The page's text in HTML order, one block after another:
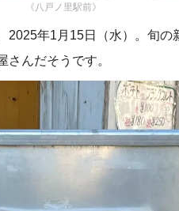
《八戸ノ里駅前》
2025年1月15日（水）。旬の
んだそうです。